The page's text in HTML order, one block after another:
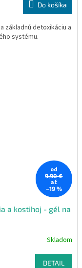
Do košíka
základnú detoxikáciu a
systému.
od
9,90 €
až
–19 %
a kostihoj - gél na
Skladom
DETAIL